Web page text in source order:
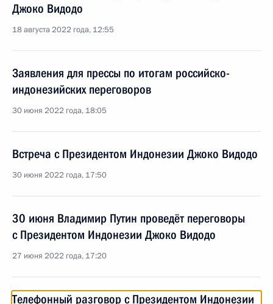
Джоко Видодо
18 августа 2022 года, 12:55
Заявления для прессы по итогам российско-
индонезийских переговоров
30 июня 2022 года, 18:05
Встреча с Президентом Индонезии Джоко Видодо
30 июня 2022 года, 17:50
30 июня Владимир Путин проведёт переговоры
с Президентом Индонезии Джоко Видодо
27 июня 2022 года, 17:20
Телефонный разговор с Президентом Индонезии